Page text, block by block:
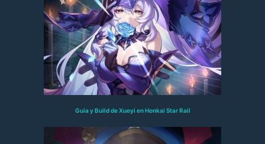
Guía y Build de Xueyi en Honkai Star Rail